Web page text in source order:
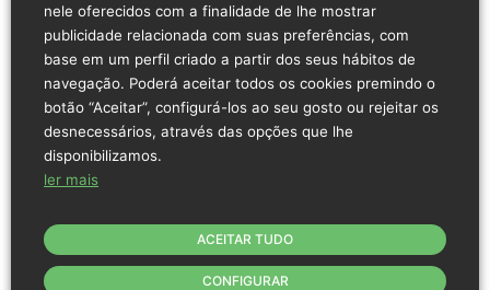
O nome ou menção do produto rege-se pela sua
versão em espanhol
Perna de peru sem osso e com pele.
Peso aproximado: 600-1800 g/unid.
Conservar de 0 ºC a 4 ºC.
Produto fresco.
nele oferecidos com a finalidade de lhe mostrar
publicidade relacionada com suas preferências, com
base em um perfil criado a partir dos seus hábitos de
navegação. Poderá aceitar todos os cookies premindo o
botão “Aceitar”, configurá-los ao seu gosto ou rejeitar os
desnecessários, através das opções que lhe
disponibilizamos.
ler mais
ACEITAR TUDO
CONFIGURAR